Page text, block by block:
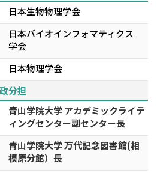
日本生物物理学会
日本バイオインフォマティクス
学会
日本物理学会
分担
青山学院大学 アカデミックライテ
ィングセンター副センター長
青山学院大学 万代記念図書館(相
模原分館）長